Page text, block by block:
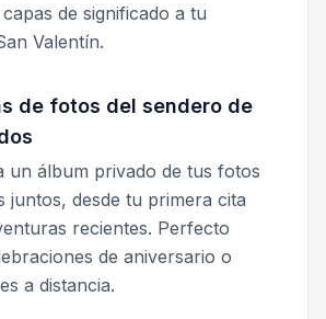
de significado a tu
Valentín.
de fotos del sendero de
un álbum privado de tus fotos
juntos, desde tu primera cita
recientes. Perfecto
de aniversario o
a distancia.